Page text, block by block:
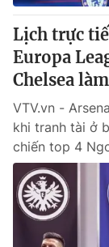
Tổng Biên tập:
Phó Tổng Biên
Nguyễn Trọng
Tổng đài VTV:
Ðiện thoại Thời
Email:
Liên hệ quảng
Lịch trực
Europa
Chelsea
VTV.vn -
khi tranh tài ở
chiến top 4